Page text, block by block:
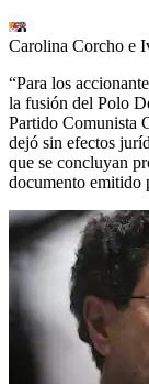
Carolina Corcho e
“Para los
la fusión del Polo
Partido Comunista
dejó sin efectos
que se concluyan
documento emitido